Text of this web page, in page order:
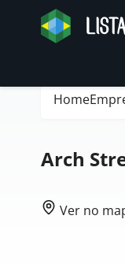
Home
Arch
Ver no